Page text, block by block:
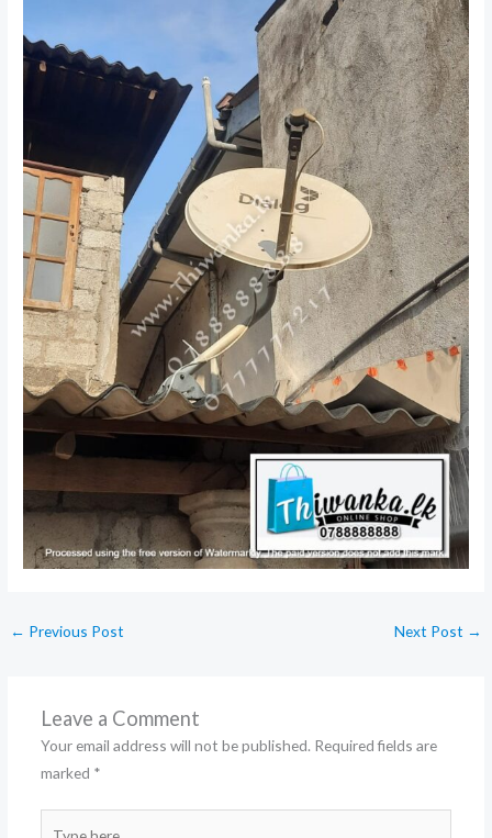
← Previous Post Next Post →
Leave a Comment
Your email address will not be published. Required fields are
marked *